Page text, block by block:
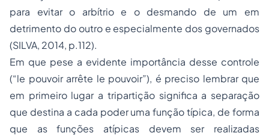
para evitar o arbítrio e o desmando de um em
detrimento do outro e especialmente dos governados
(SILVA, 2014, p.112).
Em que pese a evidente importância desse controle
(“le pouvoir arrête le pouvoir”), é preciso lembrar que
em primeiro lugar a tripartição significa a separação
que destina a cada poder uma função típica, de forma
que as funções atípicas devem ser realizadas